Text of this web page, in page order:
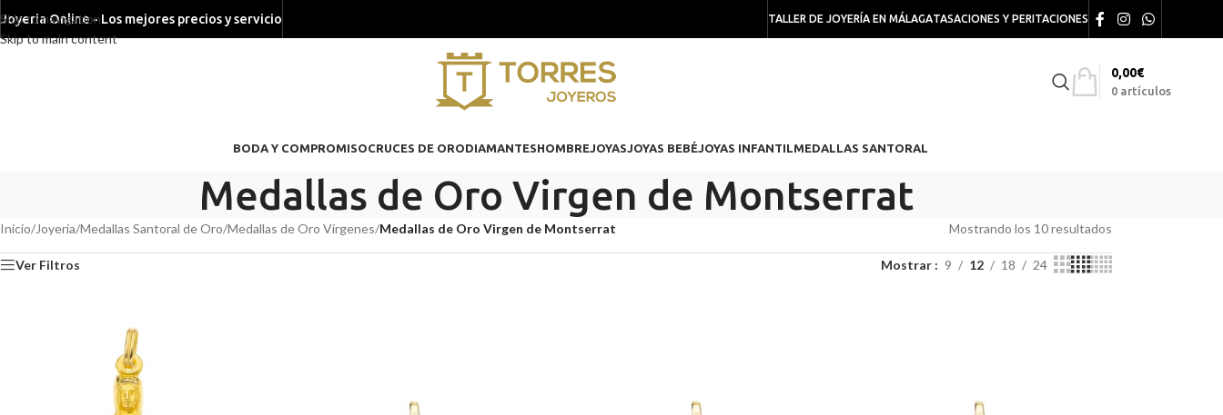
Skip to navigation
Skip to main content
Joyeria Online - Los mejores precios y servicio TALLER DE JOYERÍA EN MÁLAGATASACIONES Y PERITACIONES
0 artículos
0,00€
BODA Y COMPROMISOCRUCES DE ORODIAMANTESHOMBREJOYASJOYAS BEBÉJOYAS INFANTILMEDALLAS SANTORAL
Medallas de Oro Virgen de Montserrat
Inicio/Joyería/Medallas Santoral de Oro/Medallas de Oro Vírgenes/Medallas de Oro Virgen de Montserrat Mostrando los 10 resultados
Ver Filtros Mostrar 9 12 18 24